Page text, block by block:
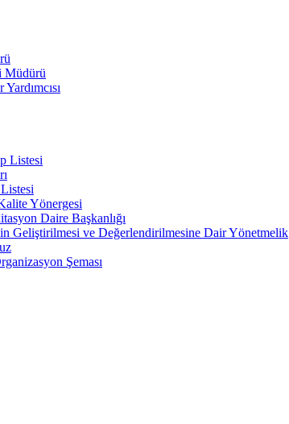
Müdürü
Listesi
Yönergesi
Daire Başkanlığı
Geliştirilmesi ve Değerlendirilmesine Dair Yönetmelik
Şeması